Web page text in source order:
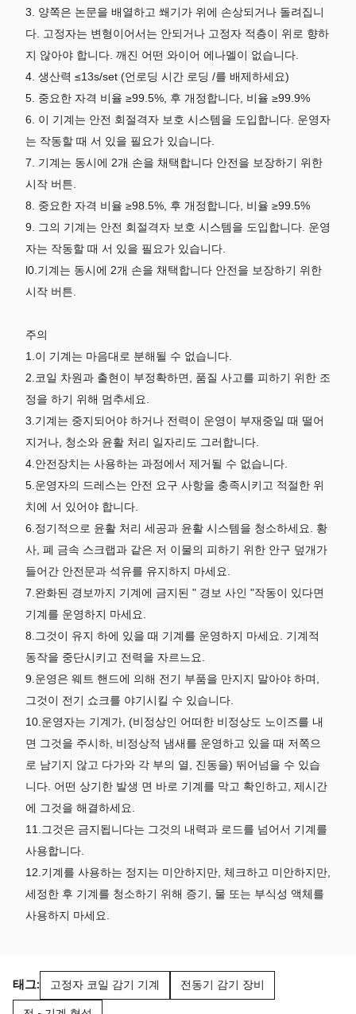
3. 양쪽은 논문을 배열하고 쐐기가 위에 손상되거나 돌려집니
다. 고정자는 변형이어서는 안되거나 고정자 적층이 위로 향하
지 않아야 합니다. 깨진 어떤 와이어 에나멜이 없습니다.
4. 생산력 ≤13s/set (언로딩 시간 로딩 /를 배제하세요)
5. 중요한 자격 비율 ≥99.5%, 후 개정합니다, 비율 ≥99.9%
6. 이 기계는 안전 회절격자 보호 시스템을 도입합니다. 운영자
는 작동할 때 서 있을 필요가 있습니다.
7. 기계는 동시에 2개 손을 채택합니다 안전을 보장하기 위한
시작 버튼.
8. 중요한 자격 비율 ≥98.5%, 후 개정합니다, 비율 ≥99.5%
9. 그의 기계는 안전 회절격자 보호 시스템을 도입합니다. 운영
자는 작동할 때 서 있을 필요가 있습니다.
l0.기계는 동시에 2개 손을 채택합니다 안전을 보장하기 위한
시작 버튼.
주의
1.이 기계는 마음대로 분해될 수 없습니다.
2.코일 차원과 출현이 부정확하면, 품질 사고를 피하기 위한 조
정을 하기 위해 멈추세요.
3.기계는 중지되어야 하거나 전력이 운영이 부재중일 때 떨어
지거나, 청소와 윤활 처리 일자리도 그러합니다.
4.안전장치는 사용하는 과정에서 제거될 수 없습니다.
5.운영자의 드레스는 안전 요구 사항을 충족시키고 적절한 위
치에 서 있어야 합니다.
6.정기적으로 윤활 처리 세공과 윤활 시스템을 청소하세요. 황
사, 폐 금속 스크랩과 같은 저 이물의 피하기 위한 안구 덮개가
들어간 안전문과 석유를 유지하지 마세요.
7.완화된 경보까지 기계에 금지된 " 경보 사인 "작동이 있다면
기계를 운영하지 마세요.
8.그것이 유지 하에 있을 때 기계를 운영하지 마세요. 기계적
동작을 중단시키고 전력을 자르느요.
9.운영은 웨트 핸드에 의해 전기 부품을 만지지 말아야 하며,
그것이 전기 쇼크를 야기시킬 수 있습니다.
10.운영자는 기계가, (비정상인 어떠한 비정상도 노이즈를 내
면 그것을 주시하, 비정상적 냄새를 운영하고 있을 때 저쪽으
로 남기지 않고 다가와 각 부의 열, 진동을) 뛰어넘을 수 있습
니다. 어떤 상기한 발생 면 바로 기계를 막고 확인하고, 제시간
에 그것을 해결하세요.
11.그것은 금지됩니다는 그것의 내력과 로드를 넘어서 기계를
사용합니다.
12.기계를 사용하는 정지는 미안하지만, 체크하고 미안하지만,
세정한 후 기계를 청소하기 위해 증기, 물 또는 부식성 액체를
사용하지 마세요.
태그: 고정자 코일 감기 기계 전동기 감기 장비